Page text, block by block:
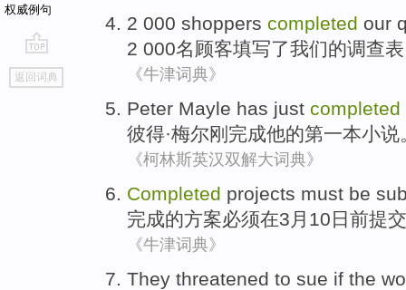
权威例句
go
top
返回词典
2 000 shoppers completed our
2 000名顾客填写了我们的调查表
《牛津词典》
Peter Mayle has just completed
彼得·梅尔刚 完成他的第一本小说
《柯林斯英汉双解大词典》
Completed projects must be
完成的方案必须在3月 10 日前提
《牛津词典》
They threatened to sue if the